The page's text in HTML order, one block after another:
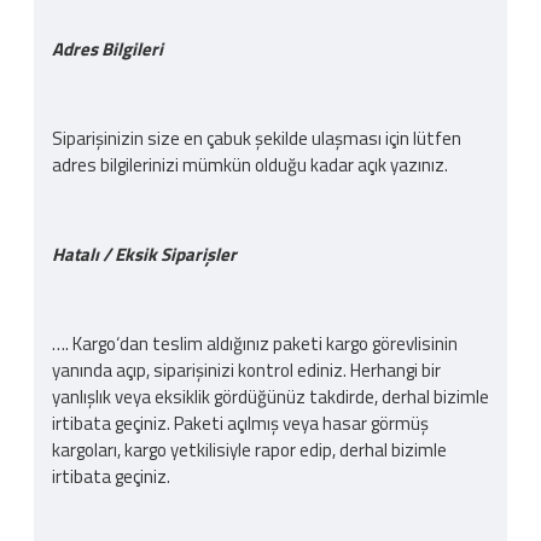
Adres Bilgileri
Siparişinizin size en çabuk şekilde ulaşması için lütfen
adres bilgilerinizi mümkün olduğu kadar açık yazınız.
Hatalı / Eksik Siparişler
…. Kargo‘dan teslim aldığınız paketi kargo görevlisinin
yanında açıp, siparişinizi kontrol ediniz. Herhangi bir
yanlışlık veya eksiklik gördüğünüz takdirde, derhal bizimle
irtibata geçiniz. Paketi açılmış veya hasar görmüş
kargoları, kargo yetkilisiyle rapor edip, derhal bizimle
irtibata geçiniz.